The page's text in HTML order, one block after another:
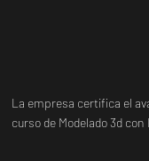
La empresa certifica el
curso de Modelado 3d con